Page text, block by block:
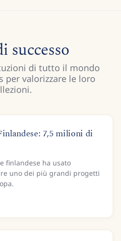
successo
di tutto il mondo
per valorizzare le loro
7,5 milioni di
finlandese ha usato
uno dei più grandi progetti